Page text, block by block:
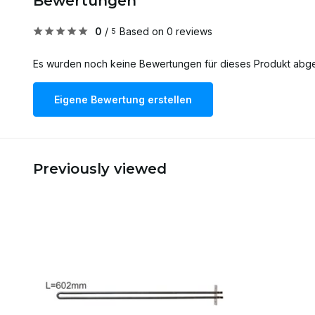
0 / 5 Based on 0 reviews
Es wurden noch keine Bewertungen für dieses Produkt
Eigene Bewertung erstellen
Previously viewed